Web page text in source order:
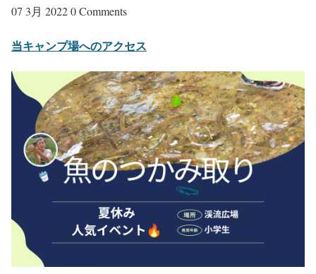
07 3月 20220 Comments
当キャンプ場へのアクセス